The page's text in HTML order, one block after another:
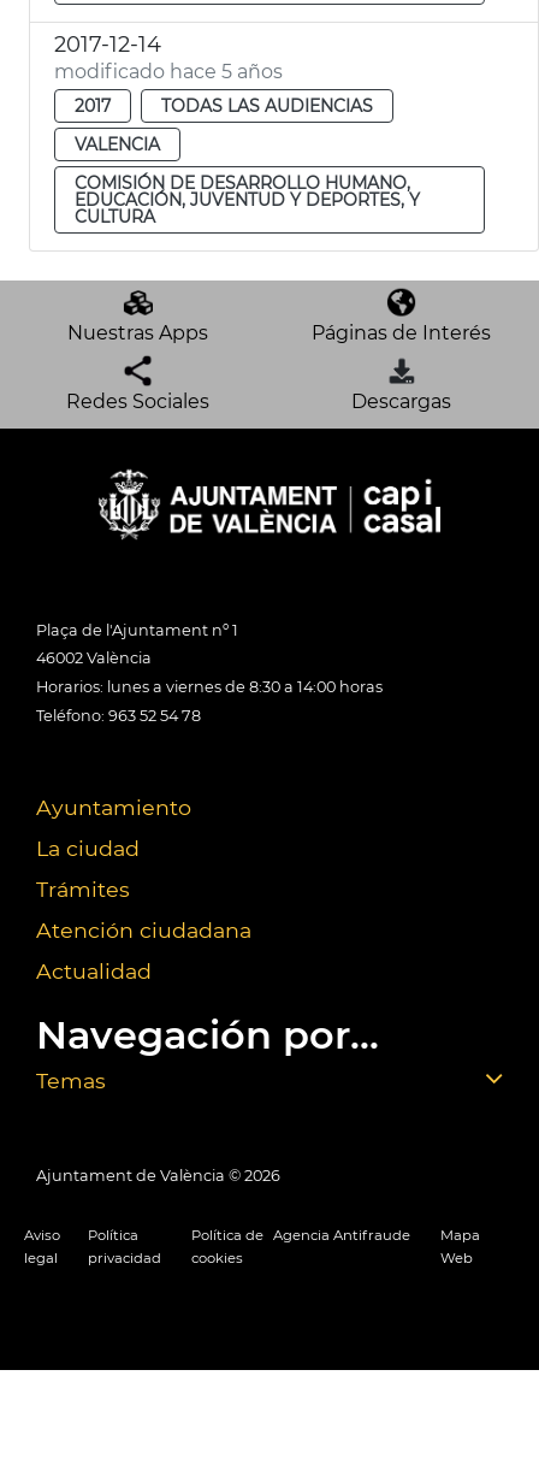
2017-12-14
modificado hace 5 años
2017
TODAS LAS AUDIENCIAS
VALENCIA
COMISIÓN DE DESARROLLO HUMANO,
EDUCACIÓN, JUVENTUD Y DEPORTES, Y
CULTURA
Nuestras Apps Páginas de Interés
Redes Sociales Descargas
Plaça de l'Ajuntament nº 1
46002 València
Horarios: lunes a viernes de 8:30 a 14:00 horas
Teléfono: 963 52 54 78
Ayuntamiento
La ciudad
Trámites
Atención ciudadana
Actualidad
Navegación por...
Temas
Ajuntament de València © 2026
Aviso
legal
Política
privacidad
Política de
cookies
Agencia Antifraude
Mapa
Web